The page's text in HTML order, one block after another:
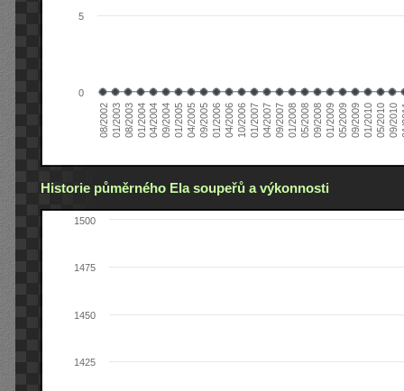
08/200201/200308/200301/200404/200409/200401/200504/200509/200501/200604/200610/200601/200704/200709/200701/200805/200809/200801/200905/200909/200901/201005/201009/2010
0
5
Historie půměrného Ela soupeřů a výkonnosti
1425
1450
1475
1500